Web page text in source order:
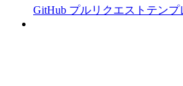
GitHub プルリクエストテンプ